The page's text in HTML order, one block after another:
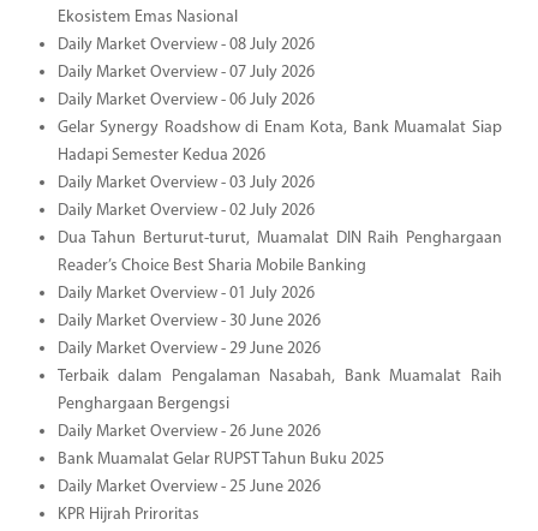
Ekosistem Emas Nasional
Daily Market Overview - 08 July 2026
Daily Market Overview - 07 July 2026
Daily Market Overview - 06 July 2026
Gelar Synergy Roadshow di Enam Kota, Bank Muamalat Siap
Hadapi Semester Kedua 2026
Daily Market Overview - 03 July 2026
Daily Market Overview - 02 July 2026
Dua Tahun Berturut-turut, Muamalat DIN Raih Penghargaan
Reader’s Choice Best Sharia Mobile Banking
Daily Market Overview - 01 July 2026
Daily Market Overview - 30 June 2026
Daily Market Overview - 29 June 2026
Terbaik dalam Pengalaman Nasabah, Bank Muamalat Raih
Penghargaan Bergengsi
Daily Market Overview - 26 June 2026
Bank Muamalat Gelar RUPST Tahun Buku 2025
Daily Market Overview - 25 June 2026
KPR Hijrah Priroritas